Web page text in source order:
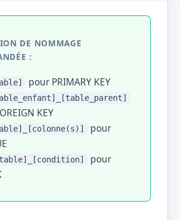
DE NOMMAGE
:
pour PRIMARY KEY
KEY
pour
pour